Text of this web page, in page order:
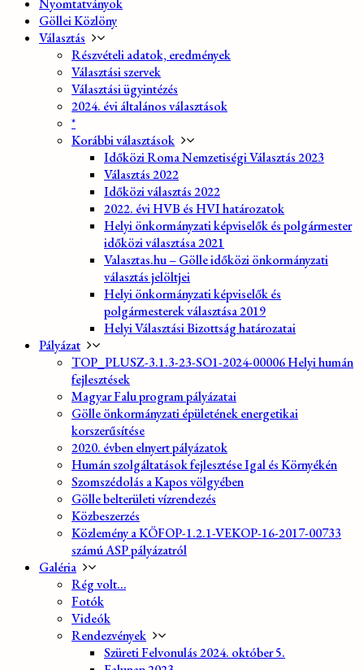
Nyomtatványok
Göllei Közlöny
Választás
Részvételi adatok, eredmények
Választási szervek
Választási ügyintézés
2024. évi általános választások
*
Korábbi választások
Időközi Roma Nemzetiségi Választás 2023
Választás 2022
Időközi választás 2022
2022. évi HVB és HVI határozatok
Helyi önkormányzati képviselők és polgármester
időközi választása 2021
Valasztas.hu – Gölle időközi önkormányzati
választás jelöltjei
Helyi önkormányzati képviselők és
polgármesterek választása 2019
Helyi Választási Bizottság határozatai
Pályázat
TOP_PLUSZ-3.1.3-23-SO1-2024-00006 Helyi humán
fejlesztések
Magyar Falu program pályázatai
Gölle önkormányzati épületének energetikai
korszerűsítése
2020. évben elnyert pályázatok
Humán szolgáltatások fejlesztése Igal és Környékén
Szomszédolás a Kapos völgyében
Gölle belterületi vízrendezés
Közbeszerzés
Közlemény a KÖFOP-1.2.1-VEKOP-16-2017-00733
számú ASP pályázatról
Galéria
Rég volt…
Fotók
Videók
Rendezvények
Szüreti Felvonulás 2024. október 5.